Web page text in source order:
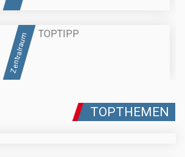
Zentralraum TOPTIPP
TOPTHEMEN